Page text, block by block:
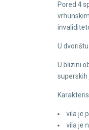
Pored 4
U
U blizini
vila je
vila je